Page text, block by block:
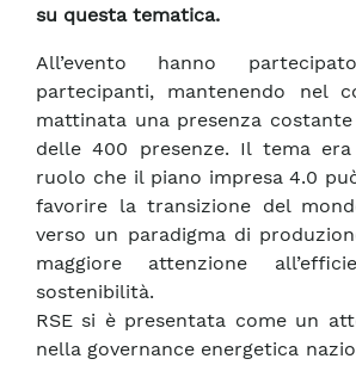
su questa tematica.
All’evento hanno
partecipanti, mantenendo nel
mattinata una presenza
delle 400 presenze. Il tema
ruolo che il piano impresa 4.0
favorire la transizione del
verso un paradigma di
maggiore attenzione
sostenibilità.
RSE si è presentata come un
nella governance energetica